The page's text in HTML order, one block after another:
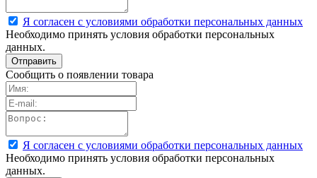
Я согласен с условиями обработки персональных данных
Необходимо принять условия обработки персональных
данных.
Сообщить о появлении товара
Я согласен с условиями обработки персональных данных
Необходимо принять условия обработки персональных
данных.